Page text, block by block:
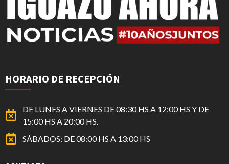
HORARIO DE RECEPCIÓN
DE LUNES A VIERNES DE 08:30 HS A 12:00 HS Y DE
15:00 HS A 20:00 HS.
SÁBADOS: DE 08:00 HS A 13:00 HS